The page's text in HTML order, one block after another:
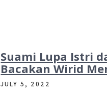
Suami Lupa Istri
Bacakan Wirid
JULY 5, 2022